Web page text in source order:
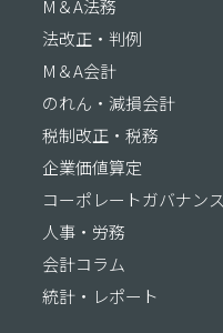
M＆A法務
法改正・判例
M＆A会計
のれん・減損会計
税制改正・税務
企業価値算定
コーポレートガバナンス
人事・労務
会計コラム
統計・レポート